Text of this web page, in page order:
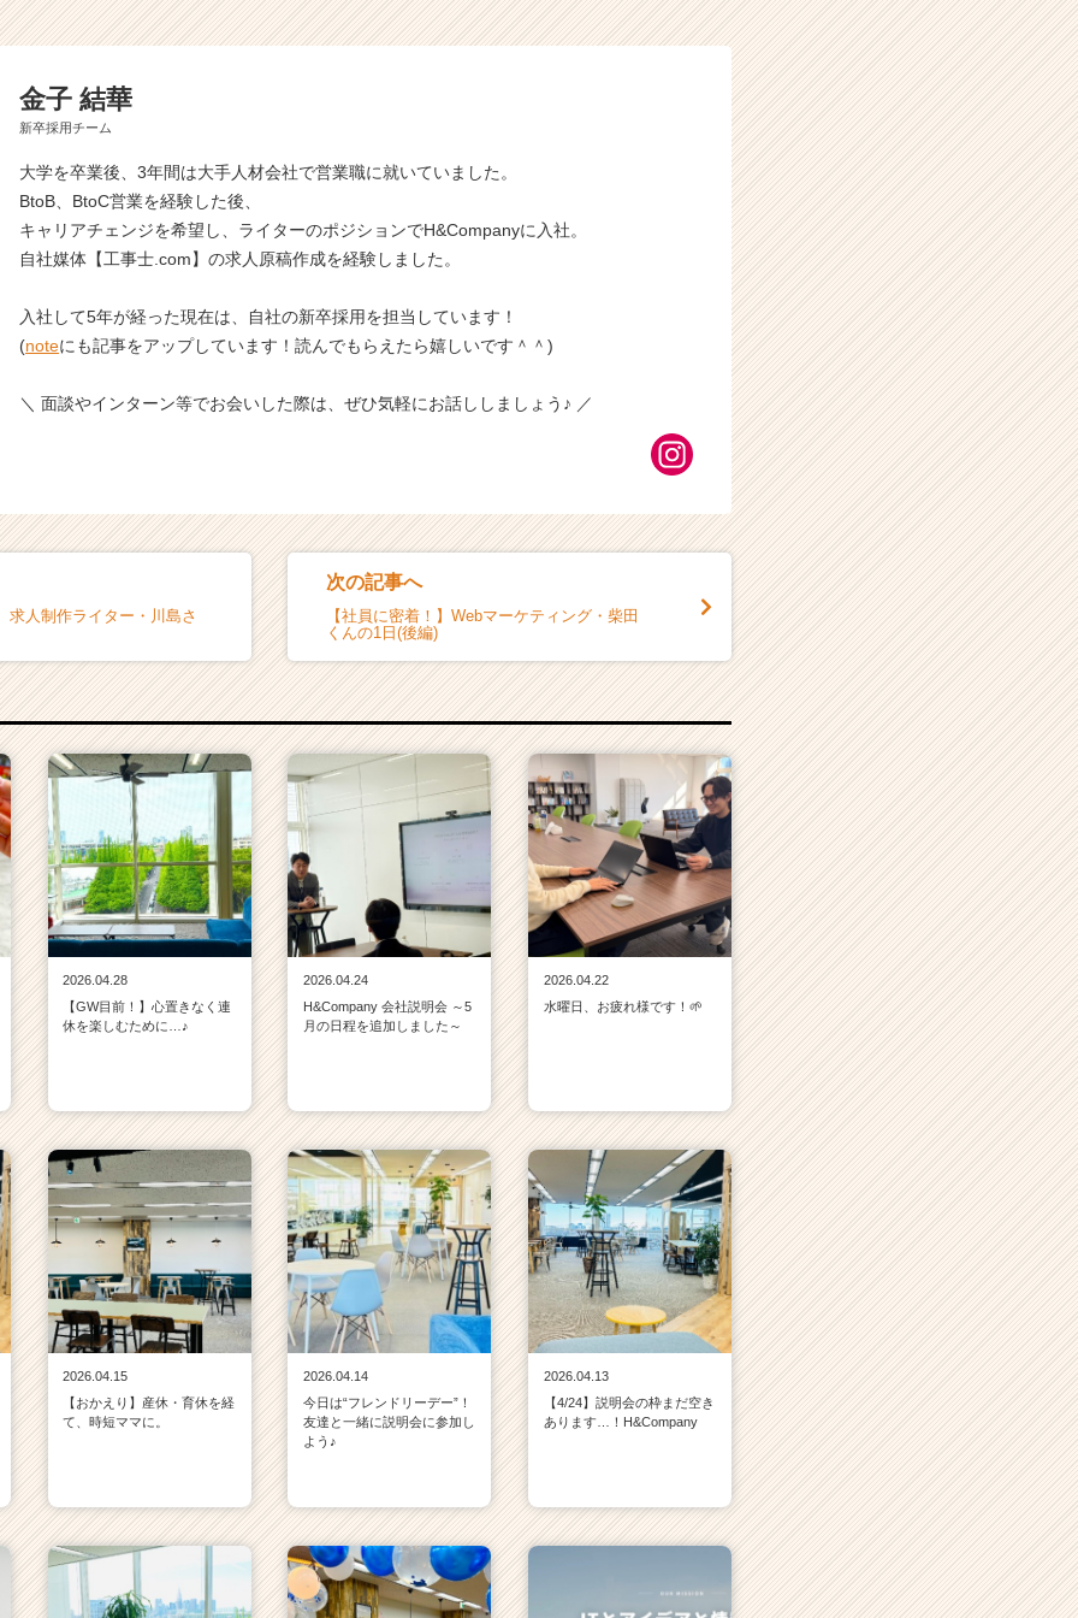
金子 結華
新卒採用チーム
大学を卒業後、3年間は大手人材会社で営業職に就いていました。
BtoB、BtoC営業を経験した後、
キャリアチェンジを希望し、ライターのポジションでH&Companyに入社。
自社媒体【工事士.com】の求人原稿作成を経験しました。
入社して5年が経った現在は、自社の新卒採用を担当しています！
(noteにも記事をアップしています！読んでもらえたら嬉しいです＾＾)
＼ 面談やインターン等でお会いした際は、ぜひ気軽にお話ししましょう♪ ／
求人制作ライター・川島さ
次の記事へ
【社員に密着！】Webマーケティング・柴田
くんの1日(後編)
2026.04.28
【GW目前！】心置きなく連
休を楽しむために…♪
2026.04.24
H&Company 会社説明会 ～5
月の日程を追加しました～
2026.04.22
水曜日、お疲れ様です！🌱
2026.04.15
【おかえり】産休・育休を経
て、時短ママに。
2026.04.14
今日は“フレンドリーデー”！
友達と一緒に説明会に参加し
よう♪
2026.04.13
【4/24】説明会の枠まだ空き
あります…！H&Company